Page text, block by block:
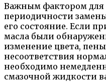
Важным фактором для
периодичности
его состояние. Если
масла были
изменение цвета,
несоответствия
необходимо
смазочной жидкости